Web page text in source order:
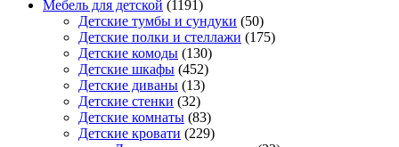
Мебель для детской (1191)
Детские тумбы и сундуки (50)
Детские полки и стеллажи (175)
Детские комоды (130)
Детские шкафы (452)
Детские диваны (13)
Детские стенки (32)
Детские комнаты (83)
Детские кровати (229)